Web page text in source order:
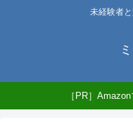
未経験者
［PR］